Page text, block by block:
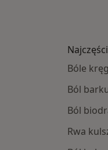
Bóle
Ból
Ból
Rwa